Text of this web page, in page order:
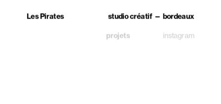
Les Pirates
projets instagram
studio créatif — bordeaux